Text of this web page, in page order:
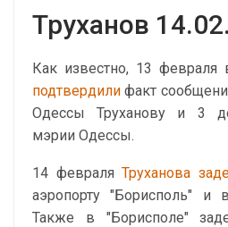
Труханов
Как известно, 13
подтвердили факт
Одессы Труханову и 3
мэрии Одессы.
14 февраляТруханова
аэропорту "Борисполь" и
Также в "Борисполе"